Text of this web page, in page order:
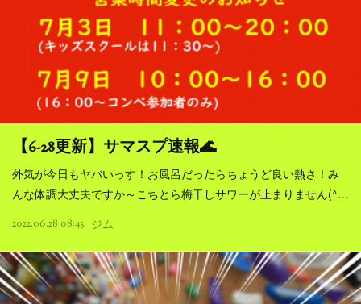
【6-28更新】サマスプ速報🌊
外気が今日もヤバいっす！お風呂だったらちょうど良い熱さ！み
んな体調大丈夫ですか～こちとら梅干しサワーが止まりません(^…
2022.06.28 08:45 ジム